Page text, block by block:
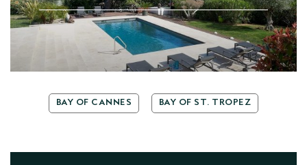
BAY OF CANNES BAY OF ST. TROPEZ